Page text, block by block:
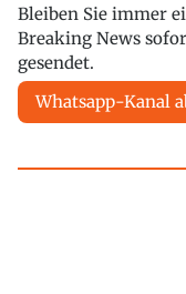
Bleiben Sie immer
Breaking News
gesendet.
Whatsapp-Kanal